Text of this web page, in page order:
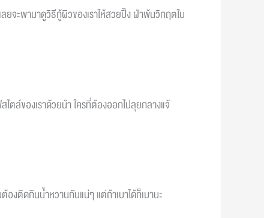
ยจะพามาดูวิธีกู้ผิวของเราให้สวยปิ๊ง ฝ่าพ้นวิกฤตใน
ตล์ของเราด้วยน้า ใครที่ต้องออกไปลุยกลางแจ้
งติดกินน้ำหวานกันแน่ๆ แต่ถ้าเบาได้ก็เบานะ